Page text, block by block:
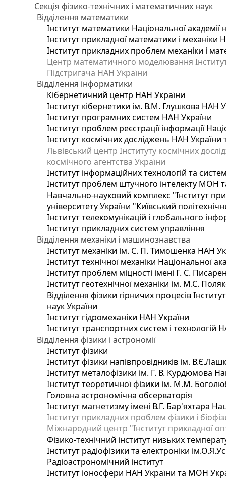
Секція фізико-технічних і математичних наук
Відділення математики
Інститут математики Національної академії
Інститут прикладної математики і механіки
Інститут прикладних проблем механіки і
Центр математичного моделювання
Підстригача НАН України
Відділення інформатики
Кібернетичний центр НАН України
Інститут кібернетики ім. В.М. Глушкова НАН
Інститут програмних систем НАН України
Інститут проблем реєстрації інформації
Інститут космічних досліджень НАН України
Львівський центр Інституту космічних
космічного агентства України
Інститут інформаційних технологій та
Інститут проблем штучного інтелекту МОН
Навчально-науковий комплекс "Інститут
університету України "Київський
Інститут телекомунікацій і глобального
Інститут прикладних систем управління
Відділення механіки і машинознавства
Інститут механіки ім. С. П. Тимошенка НАН
Інститут технічної механіки Національної
Інститут проблем міцності імені Г. С.
Інститут геотехнічної механіки ім. М.С.
Відділення фізики гірничих процесів
наук України
Інститут гідромеханіки НАН України
Інститут транспортних систем і технологій
Відділення фізики і астрономії
Інститут фізики
Інститут фізики напівпровідників ім.
Інститут металофізики ім. Г. В. Курдюмова
Інститут теоретичної фізики ім. М.М.
Головна астрономічна обсерваторія
Інститут магнетизму імені В.Г. Бар'яхтара
Інститут прикладних проблем фізики і
Міжнародний центр "Інститут прикладної
Фізико-технічний інститут низьких
Інститут радіофізики та електроніки
Радіоастрономічний інститут
Інститут іоносфери НАН України та МОН